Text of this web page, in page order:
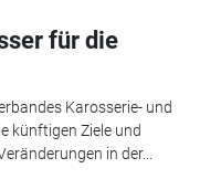
für die
Karosserie- und
künftigen Ziele und
in der...